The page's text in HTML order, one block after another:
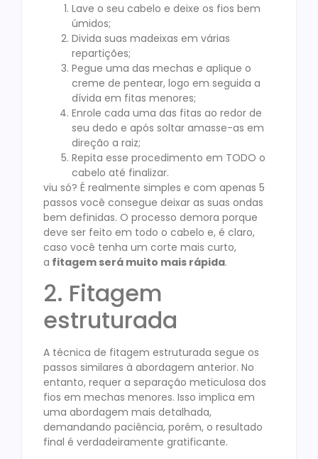
Lave o seu cabelo e deixe os fios bem
úmidos;
Divida suas madeixas em várias
repartições;
Pegue uma das mechas e aplique o
creme de pentear, logo em seguida a
dívida em fitas menores;
Enrole cada uma das fitas ao redor de
seu dedo e após soltar amasse-as em
direção a raiz;
Repita esse procedimento em TODO o
cabelo até finalizar.
viu só? É realmente simples e com apenas 5
passos você consegue deixar as suas ondas
bem definidas. O processo demora porque
deve ser feito em todo o cabelo e, é claro,
caso você tenha um corte mais curto,
a fitagem será muito mais rápida.
2. Fitagem
estruturada
A técnica de fitagem estruturada segue os
passos similares à abordagem anterior. No
entanto, requer a separação meticulosa dos
fios em mechas menores. Isso implica em
uma abordagem mais detalhada,
demandando paciência, porém, o resultado
final é verdadeiramente gratificante.